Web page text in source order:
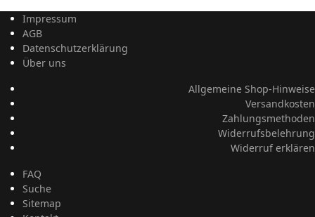
Impressum
AGB
Datenschutzerklärung
Über uns
Allgemeine Shop-Hinweise
Versandkosten
Zahlungsmethoden
Widerrufsbelehrung
Widerruf erklären
FAQ
Suche
Sitemap